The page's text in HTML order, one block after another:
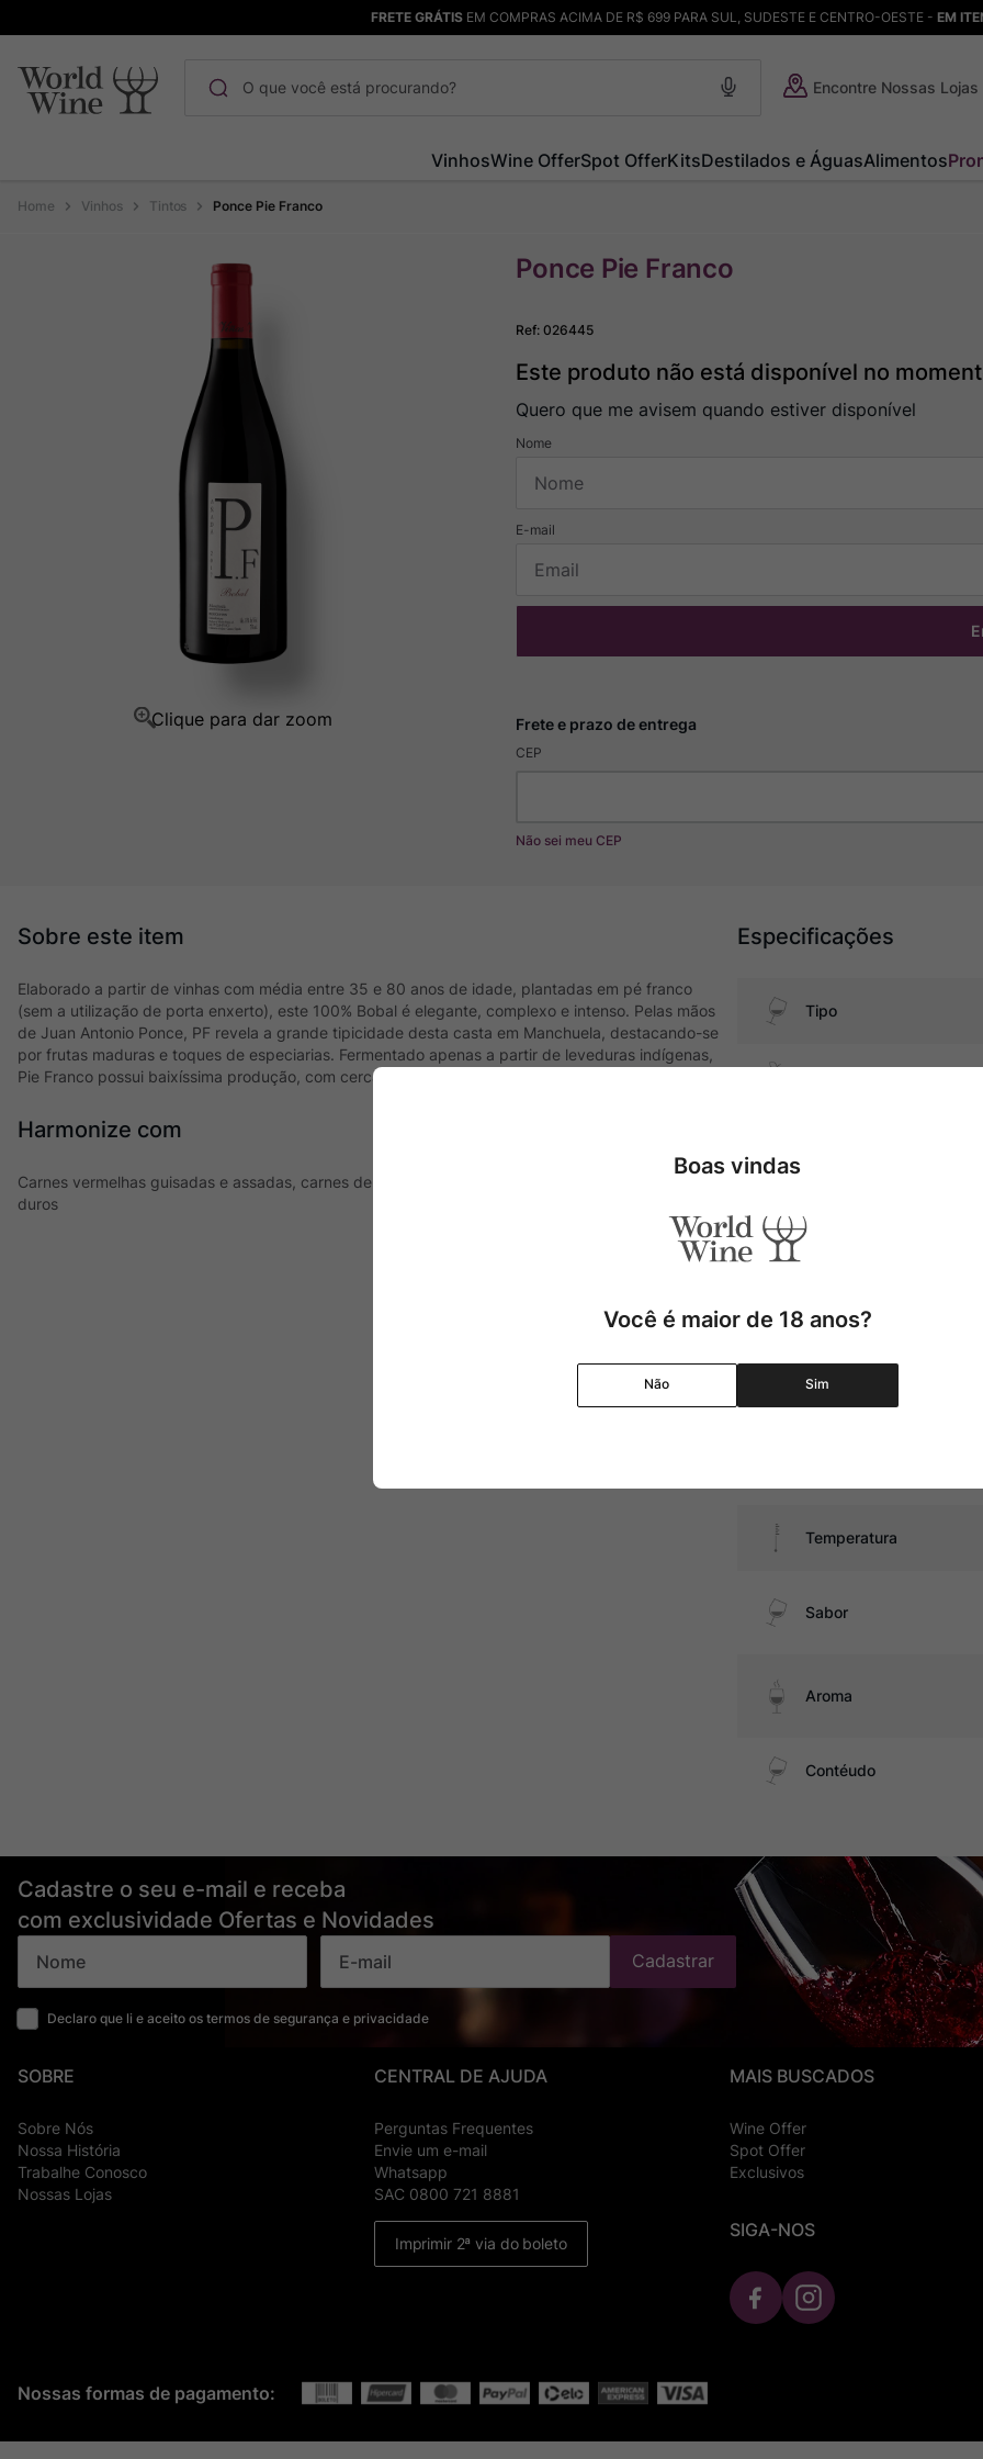
FRETE GRÁTISEM COMPRAS ACIMA DE R$ 699 PARA SUL, SUDESTE E CENTRO-OESTE - EM
Encontre Nossas Lojas
VinhosWine OfferSpot OfferKitsDestilados e ÁguasAlimentos
Vinhos Tintos Ponce Pie Franco
Ponce Pie Franco
Ref:026445
Este produto não está disponível no
Quero que me avisem quando estiver disponível
CEP
Não sei meu CEP
Elaborado a partir de vinhas com média entre 35 e 80 anos de idade, plantadas em pé franco
(sem a utilização de porta enxerto), este 100% Bobal é elegante, complexo e intenso. Pelas mãos
de Juan Antonio Ponce, PF revela a grande tipicidade desta casta em Manchuela, destacando-se
por frutas maduras e toques de especiarias. Fermentado apenas a partir de leveduras indígenas,
Pie Franco possui baixíssima produção, com cerca de 12.000 garrafas.
Harmonize com
Carnes vermelhas guisadas e assadas, carnes de caça, cordeiro, além de embutidos e queijos
duros
Especificações
Tipo
Graduação Alcóolica
Temperatura
Sabor
Aroma
Contéudo
Cadastre o seu e-mail e receba
com exclusividade Ofertas e Novidades
Declaro que li e aceito os termos de segurança e privacidade
Cadastrar
SOBRE
Sobre Nós
Nossa História
Trabalhe Conosco
Nossas Lojas
CENTRAL DE AJUDA
Perguntas Frequentes
Envie um e-mail
Whatsapp
SAC 0800 721 8881
Imprimir 2ª via do boleto
MAIS BUSCADOS
Wine Offer
Spot Offer
Exclusivos
SIGA-NOS
Nossas formas de pagamento:
1º Maçanita
Bodega Garzon
Champagne
Boas vindas
Você é maior de 18 anos?
Não Sim